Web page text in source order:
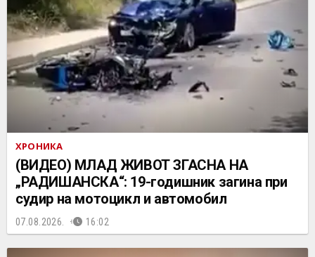
ХРОНИКА
(ВИДЕО) МЛАД ЖИВОТ ЗГАСНА НА
„РАДИШАНСКА“: 19-годишник загина при
судир на мотоцикл и автомобил
07.08.2026. 16:02